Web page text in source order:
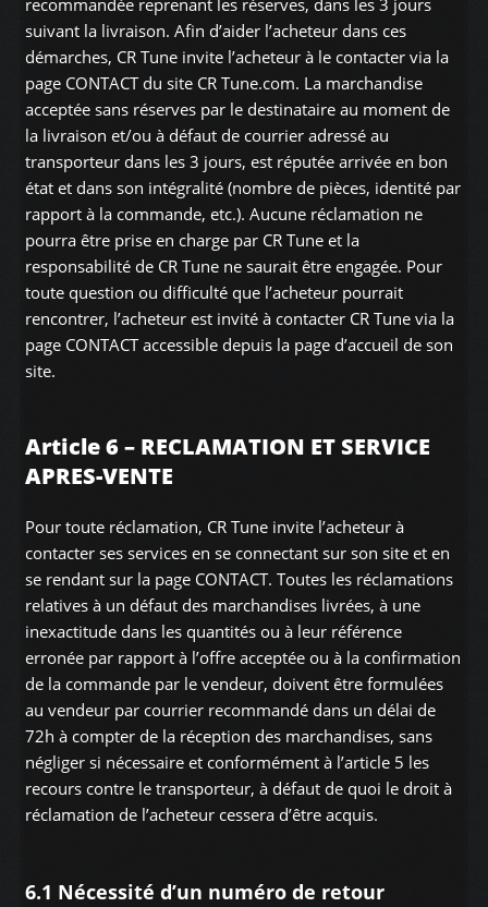
suivant la livraison. Afin d’aider l’acheteur dans ces
démarches, CR Tune invite l’acheteur à le contacter via la
page CONTACT du site CR Tune.com. La marchandise
acceptée sans réserves par le destinataire au moment de
la livraison et/ou à défaut de courrier adressé au
transporteur dans les 3 jours, est réputée arrivée en bon
état et dans son intégralité (nombre de pièces, identité par
rapport à la commande, etc.). Aucune réclamation ne
pourra être prise en charge par CR Tune et la
responsabilité de CR Tune ne saurait être engagée. Pour
toute question ou difficulté que l’acheteur pourrait
rencontrer, l’acheteur est invité à contacter CR Tune via la
page CONTACT accessible depuis la page d’accueil de son
site.
Article 6 – RECLAMATION ET SERVICE
APRES-VENTE
Pour toute réclamation, CR Tune invite l’acheteur à
contacter ses services en se connectant sur son site et en
se rendant sur la page CONTACT. Toutes les réclamations
relatives à un défaut des marchandises livrées, à une
inexactitude dans les quantités ou à leur référence
erronée par rapport à l’offre acceptée ou à la confirmation
de la commande par le vendeur, doivent être formulées
au vendeur par courrier recommandé dans un délai de
72h à compter de la réception des marchandises, sans
négliger si nécessaire et conformément à l’article 5 les
recours contre le transporteur, à défaut de quoi le droit à
réclamation de l’acheteur cessera d’être acquis.
6.1 Nécessité d’un numéro de retour